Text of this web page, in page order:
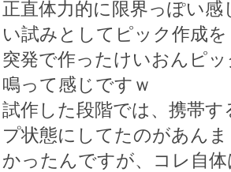
正直体力的に限界っぽい
い試みとしてピック作成
突発で作ったけいおんピ
鳴って感じですｗ
試作した段階では、携帯
プ状態にしてたのがあん
かったんですが、コレ自